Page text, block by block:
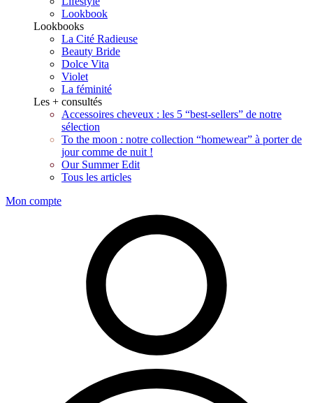
Lookbook
Lookbooks
La Cité Radieuse
Beauty Bride
Dolce Vita
Violet
La féminité
Les + consultés
Accessoires cheveux : les 5 “best-sellers” de notre
sélection
To the moon : notre collection “homewear” à porter de
jour comme de nuit !
Our Summer Edit
Tous les articles
Mon compte